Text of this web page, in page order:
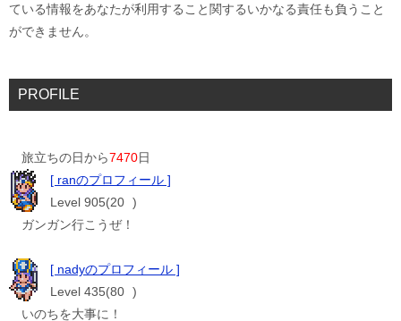
ている情報をあなたが利用すること関するいかなる責任も負うこと
ができません。
PROFILE
旅立ちの日から7470日
[ ranのプロフィール ]
Level 905(20 )
ガンガン行こうぜ！
[ nadyのプロフィール ]
Level 435(80 )
いのちを大事に！